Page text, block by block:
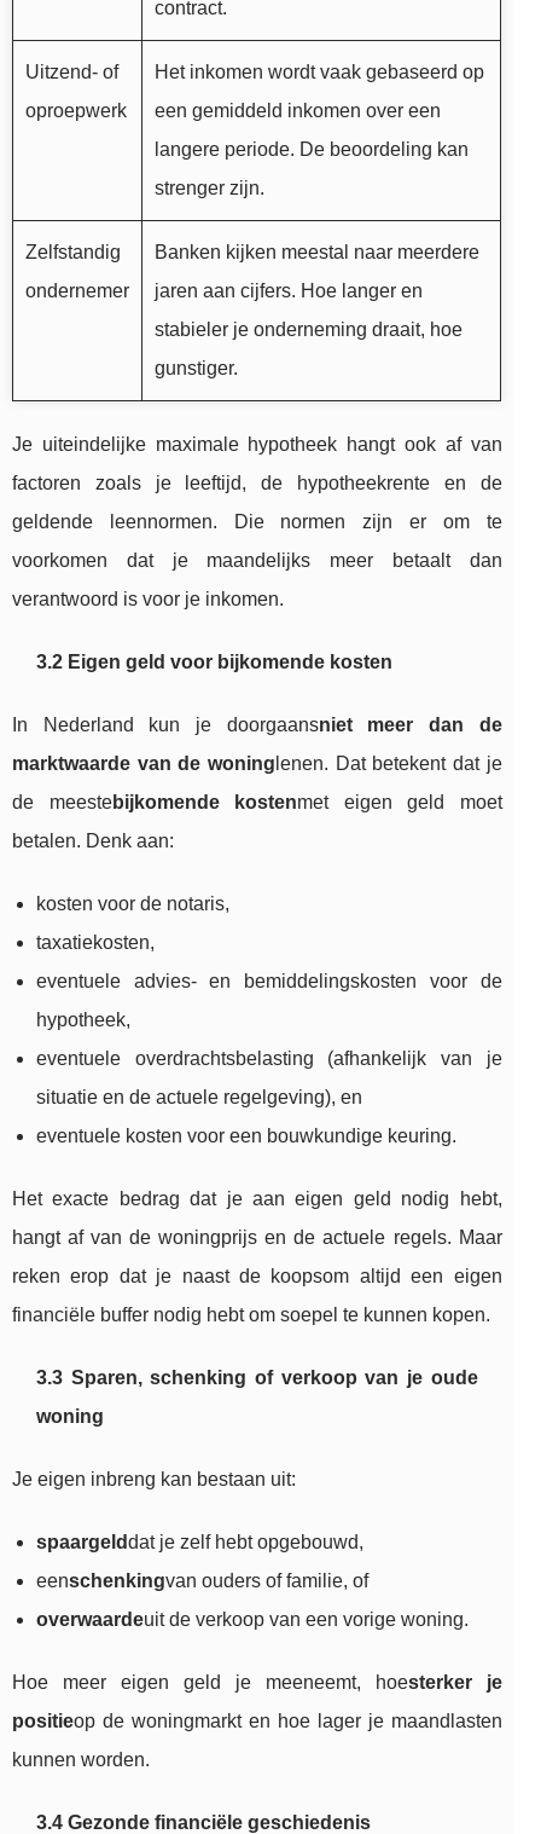
contract.
Uitzend- of
oproepwerk
Het inkomen wordt vaak gebaseerd op
een gemiddeld inkomen over een
langere periode. De beoordeling kan
strenger zijn.
Zelfstandig
ondernemer
Banken kijken meestal naar meerdere
jaren aan cijfers. Hoe langer en
stabieler je onderneming draait, hoe
gunstiger.
Je uiteindelijke maximale hypotheek hangt ook af van
factoren zoals je leeftijd, de hypotheekrente en de
geldende leennormen. Die normen zijn er om te
voorkomen dat je maandelijks meer betaalt dan
verantwoord is voor je inkomen.
3.2 Eigen geld voor bijkomende kosten
In Nederland kun je doorgaansniet meer dan de
marktwaarde van de woning lenen. Dat betekent dat je
de meestebijkomende kostenmet eigen geld moet
betalen. Denk aan:
kosten voor de notaris,
taxatiekosten,
eventuele advies- en bemiddelingskosten voor de
hypotheek,
eventuele overdrachtsbelasting (afhankelijk van je
situatie en de actuele regelgeving), en
eventuele kosten voor een bouwkundige keuring.
Het exacte bedrag dat je aan eigen geld nodig hebt,
hangt af van de woningprijs en de actuele regels. Maar
reken erop dat je naast de koopsom altijd een eigen
financiële buffer nodig hebt om soepel te kunnen kopen.
3.3 Sparen, schenking of verkoop van je oude
woning
Je eigen inbreng kan bestaan uit:
spaargelddat je zelf hebt opgebouwd,
eenschenkingvan ouders of familie, of
overwaardeuit de verkoop van een vorige woning.
Hoe meer eigen geld je meeneemt, hoesterker je
positieop de woningmarkt en hoe lager je maandlasten
kunnen worden.
3.4 Gezonde financiële geschiedenis